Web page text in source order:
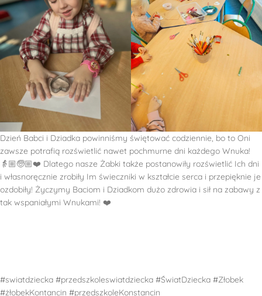
Dzień Babci i Dziadka powinniśmy świętować codziennie, bo to Oni
zawsze potrafią rozświetlić nawet pochmurne dni każdego Wnuka!
👵🏼🧓🏼❤️ Dlatego nasze Żabki także postanowiły rozświetlić Ich dni
i własnoręcznie zrobiły Im świeczniki w kształcie serca i przepięknie je
ozdobiły! Życzymy Baciom i Dziadkom dużo zdrowia i sił na zabawy z
tak wspaniałymi Wnukami! ❤️
#swiatdziecka #przedszkoleswiatdziecka #ŚwiatDziecka #Złobek
#żłobekKontancin #przedszkoleKonstancin